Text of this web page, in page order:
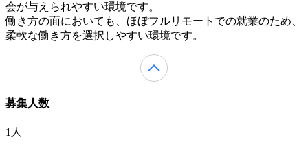
会が与えられやすい環境です。
働き方の面においても、ほぼフルリモートでの就業のため、
柔軟な働き方を選択しやすい環境です。
募集人数
1人